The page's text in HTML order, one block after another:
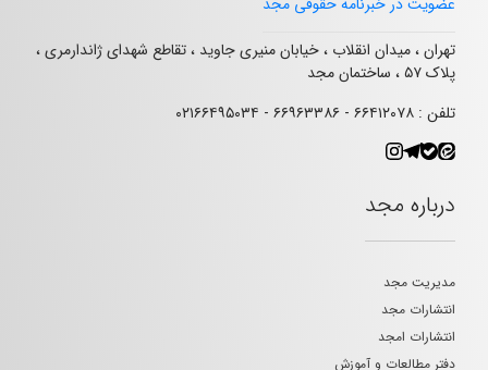
تهران ، میدان انقلاب ، خیابان منیری جاوید ، تقاطع شهدای ژاندارمری ،
پلاک ۵۷ ، ساختمان مجد
تلفن : ۶۶۴۱۲۰۷۸ - ۶۶۹۶۳۳۸۶ - ۰۲۱۶۶۴۹۵۰۳۴
درباره مجد
مدیریت مجد
انتشارات مجد
انتشارات امجد
دفتر مطالعات و آموزش